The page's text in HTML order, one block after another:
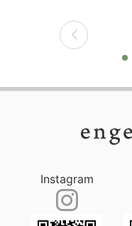
Instagram